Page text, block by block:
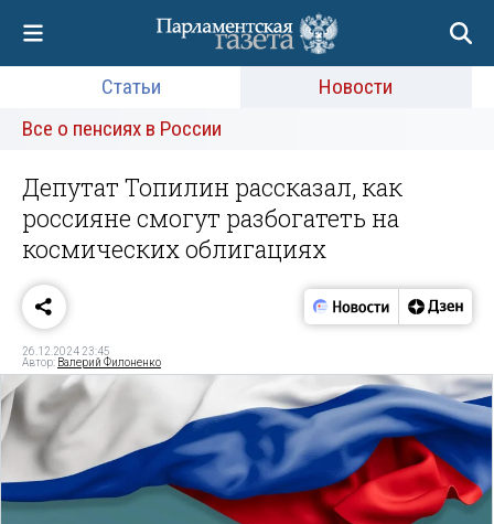
Статьи
Новости
Все о пенсиях в России
Депутат Топилин рассказал, как
россияне смогут разбогатеть на
космических облигациях
26.12.2024 23:45
Автор: Валерий Филоненко